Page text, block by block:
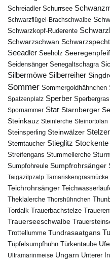
Schreiadler Schurrsee
Schwarzflügel-Brachschwalbe
Schwarzkopf-Ruderente
Schwarzschwan Schwarzspecht
Seeadler Seeholz
Seidensänger Senegaltschagra
Silbermöwe Silberreiher
Sommer Sommergoldhähnchen
Spatzenplatz Sperber
Spornammer Star Starnberger
Steinkauz Steinlerche Steinortolan
Steinsperling Steinwälzer
Sterntaucher Stieglitz Stockente
Streifengans Stummellerche
Sumpfohreule Sumpfrohrsänger
Taigazilpzalp Tamariskengrasmücke
Teichrohrsänger
Theklalerche Thorshühnchen
Tordalk Trauerbachstelze
Trauerseeschwalbe
Trottellumme Tundrasaatgans
Tüpfelsumpfhuhn
Türkentaube
Ultramarinmeise Ungarn Unterer